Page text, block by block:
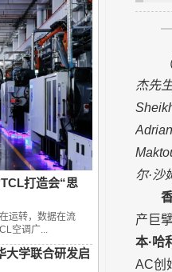
打造会“思
运转，数据在流
空调广...
大学联合研发启
杰先
尔·沙
产巨
本·哈
AC创